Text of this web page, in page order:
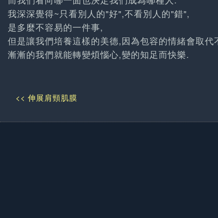
我深深覺得~只看別人的"好",不看別人的"錯",
是多麼不容易的一件事,
但是讓我們培養這樣的美德,因為包容的情緒會取代
漸漸的我們就能轉變煩惱心,變的知足而快樂.
<< 伸展肩頸肌膜